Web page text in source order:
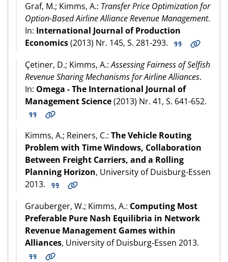
Graf, M.; Kimms, A.: Transfer Price Optimization for
Option-Based Airline Alliance Revenue Management.
In: International Journal of Production
Economics(2013) Nr. 145, S. 281-293.
Çetiner, D.; Kimms, A.:Assessing Fairness of Selfish
Revenue Sharing Mechanisms for Airline Alliances.
In: Omega - The International Journal of
Management Science(2013) Nr. 41, S. 641-652.
Kimms, A.; Reiners, C.: The Vehicle Routing
Problem with Time Windows, Collaboration
Between Freight Carriers, and a Rolling
Planning Horizon, University of Duisburg-Essen
2013.
Grauberger, W.; Kimms, A.: Computing Most
Preferable Pure Nash Equilibria in Network
Revenue Management Games within
Alliances, University of Duisburg-Essen 2013.